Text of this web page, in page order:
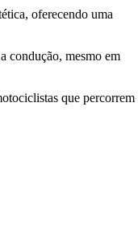
oferecendo uma
condução, mesmo em
que percorrem